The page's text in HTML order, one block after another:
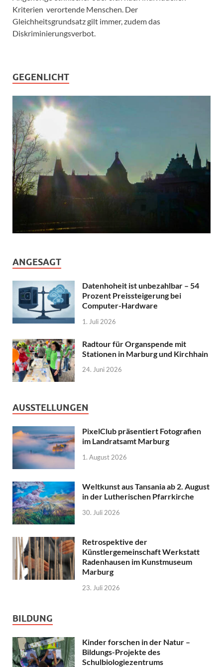
Kriterien verortende Menschen. Der
Gleichheitsgrundsatz gilt immer, zudem das
Diskriminierungsverbot.
GEGENLICHT
ANGESAGT
Datenhoheit ist unbezahlbar – 54
Prozent Preissteigerung bei
Computer-Hardware
1. Juli 2026
Radtour für Organspende mit
Stationen in Marburg und Kirchhain
24. Juni 2026
AUSSTELLUNGEN
PixelClub präsentiert Fotografien
im Landratsamt Marburg
1. August 2026
Weltkunst aus Tansania ab 2. August
in der Lutherischen Pfarrkirche
30. Juli 2026
Retrospektive der
Künstlergemeinschaft Werkstatt
Radenhausen im Kunstmuseum
Marburg
23. Juli 2026
BILDUNG
Kinder forschen in der Natur –
Bildungs-Projekte des
Schulbiologiezentrums